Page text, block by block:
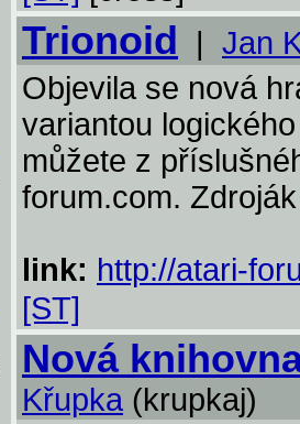
Trionoid | Jan
Objevila se nová
variantou
můžete z
forum.com.
link: http://atari-
[ST]
Nová
Křupka (krupkaj)